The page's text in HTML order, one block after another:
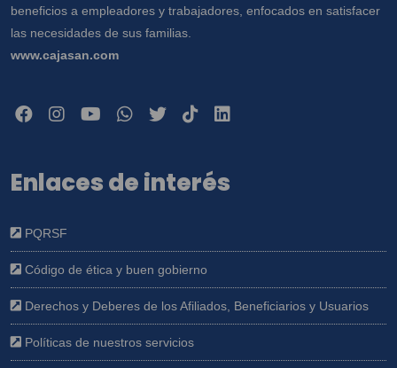
beneficios a empleadores y trabajadores, enfocados en satisfacer
las necesidades de sus familias.
www.cajasan.com
Enlaces de interés
PQRSF
Código de ética y buen gobierno
Derechos y Deberes de los Afiliados, Beneficiarios y Usuarios
Políticas de nuestros servicios